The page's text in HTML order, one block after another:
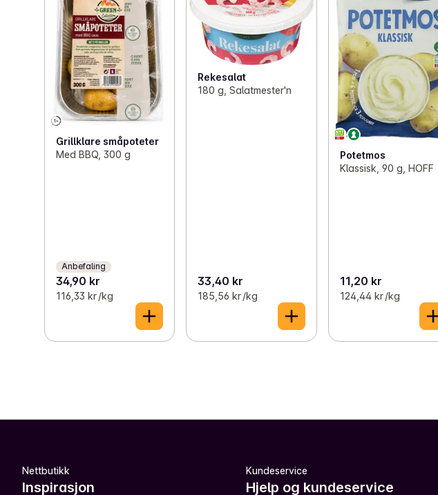
Grillklare småpoteter
Med BBQ, 300 g
Anbefaling
34,90 kr
116,33 kr /kg
Rekesalat
180 g, Salatmester'n
33,40 kr
185,56 kr /kg
Potetmos
Klassisk, 90 g, HOFF
11,20 kr
124,44 kr /kg
Nettbutikk
Inspirasjon
Kundeservice
Hjelp og kundeservice